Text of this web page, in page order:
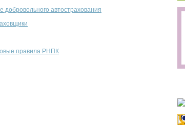
автострахования
правила РНПК